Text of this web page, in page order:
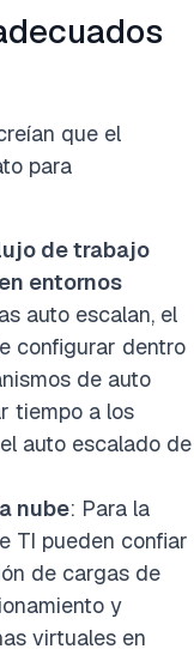
que el
para
de trabajo
entornos
auto escalan, el
configurar dentro
de auto
tiempo a los
auto escalado de
nube: Para la
TI pueden confiar
de cargas de
y
virtuales en